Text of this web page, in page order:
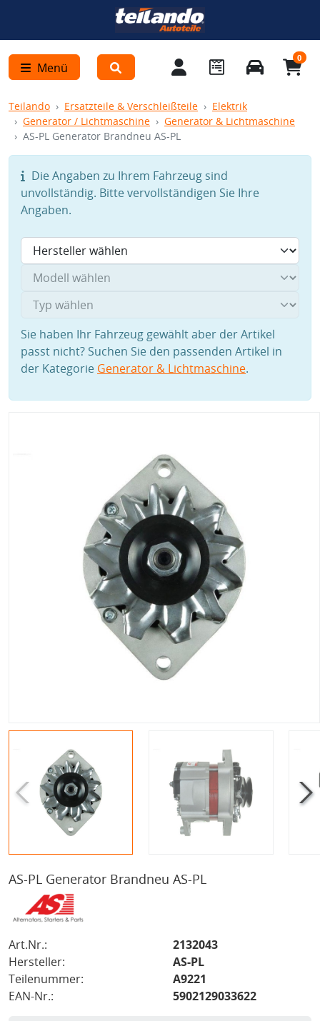
Menü
0
Teilando Ersatzteile & Verschleißteile
Elektrik
Generator / Lichtmaschine
Generator & Lichtmaschine
AS-PL Generator Brandneu AS-PL
Die Angaben zu Ihrem Fahrzeug sind
unvollständig. Bitte vervollständigen Sie Ihre
Angaben.
Sie haben Ihr Fahrzeug gewählt aber der Artikel
passt nicht? Suchen Sie den passenden Artikel in
der Kategorie Generator & Lichtmaschine.
AS-PL Generator Brandneu AS-PL
Art.Nr.:
2132043
Hersteller:
AS-PL
Teilenummer:
A9221
EAN-Nr.:
5902129033622